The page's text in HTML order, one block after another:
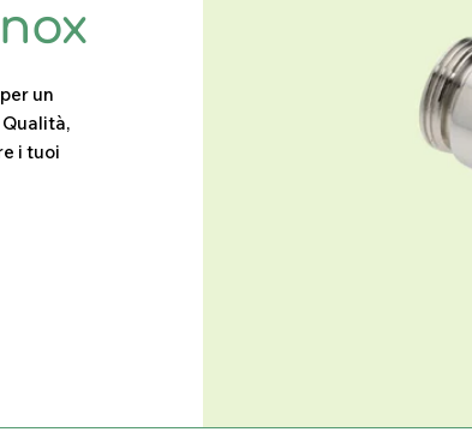
un
i tuoi